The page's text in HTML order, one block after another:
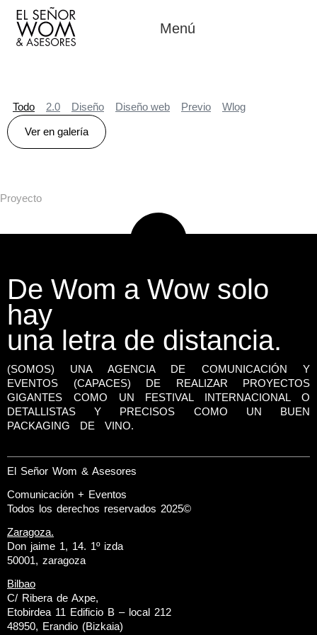
Menú
2.0 Diseño Diseño web Previo Wlog
Todo
Ver en galería
Proyecto
De Wom a Wow solo
hay
una letra de distancia.
(SOMOS) UNA AGENCIA DE COMUNICACIÓN Y
EVENTOS (CAPACES) DE REALIZAR PROYECTOS
GIGANTES COMO UN FESTIVAL INTERNACIONAL O
DETALLISTAS Y PRECISOS COMO UN BUEN
PACKAGING DE VINO.
El Señor Wom & Asesores
Comunicación + Eventos
Todos los derechos reservados 2025©
Zaragoza.
Don jaime 1, 14. 1º izda
50001, zaragoza
Bilbao
C/ Ribera de Axpe,
Etobirdea 11 Edificio B – local 212
48950, Erandio (Bizkaia)